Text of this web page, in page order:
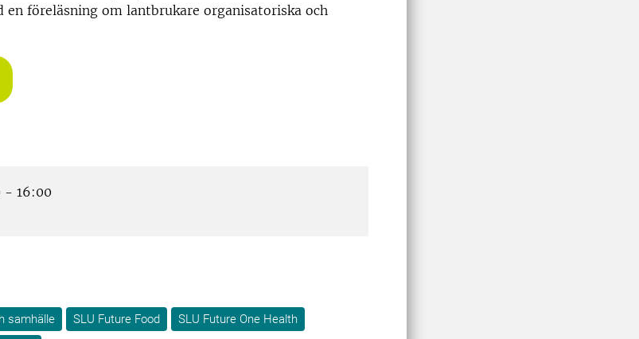
en föreläsning om lantbrukare organisatoriska och
- 16:00
samhälle SLU Future Food
SLU Future One Health